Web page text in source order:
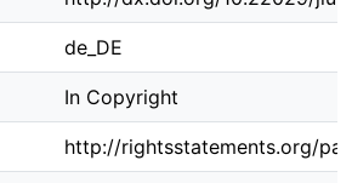
de_DE
In Copyright
http://rightsstatements.org/